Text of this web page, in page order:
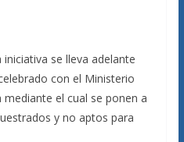
se lleva adelante
con el Ministerio
mediante el cual se ponen a
y no aptos para